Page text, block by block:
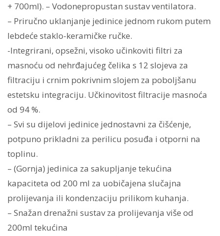
+ 700ml). – Vodonepropustan sustav ventilatora.
– Priručno uklanjanje jedinice jednom rukom putem
lebdeće staklo-keramičke ručke.
-Integrirani, opsežni, visoko učinkoviti filtri za
masnoću od nehrđajućeg čelika s 12 slojeva za
filtraciju i crnim pokrivnim slojem za poboljšanu
estetsku integraciju. Učkinovitost filtracije masnoća
od 94 %.
– Svi su dijelovi jedinice jednostavni za čišćenje,
potpuno prikladni za perilicu posuđa i otporni na
toplinu.
– (Gornja) jedinica za sakupljanje tekućina
kapaciteta od 200 ml za uobičajena slučajna
prolijevanja ili kondenzaciju prilikom kuhanja.
– Snažan drenažni sustav za prolijevanja više od
200ml tekućina